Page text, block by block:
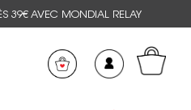
39€ AVEC MONDIAL RELAY